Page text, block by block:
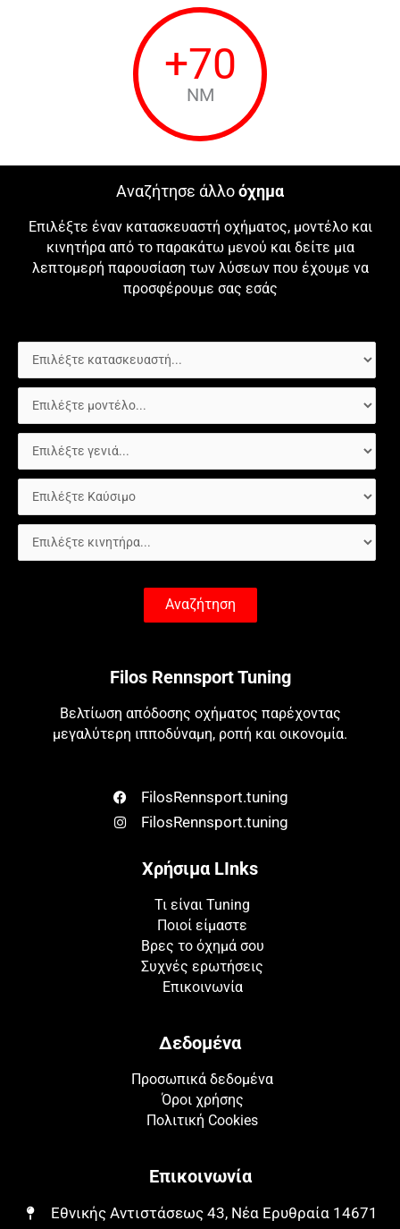
+70
NM
Αναζήτησε άλλοόχημα
Επιλέξτε έναν κατασκευαστή οχήματος, μοντέλο και
κινητήρα από το παρακάτω μενού και δείτε μια
λεπτομερή παρουσίαση των λύσεων που έχουμε να
προσφέρουμε σας εσάς
Αναζήτηση
Filos Rennsport Tuning
Βελτίωση απόδοσης οχήματος παρέχοντας
μεγαλύτερη ιπποδύναμη, ροπή και οικονομία.
FilosRennsport.tuning
FilosRennsport.tuning
Χρήσιμα LInks
Τι είναι Tuning
Ποιοί είμαστε
Βρες το όχημά σου
Συχνές ερωτήσεις
Επικοινωνία
Δεδομένα
Προσωπικά δεδομένα
Όροι χρήσης
Πολιτική Cookies
Επικοινωνία
Εθνικής Αντιστάσεως 43, Νέα Ερυθραία 14671​​